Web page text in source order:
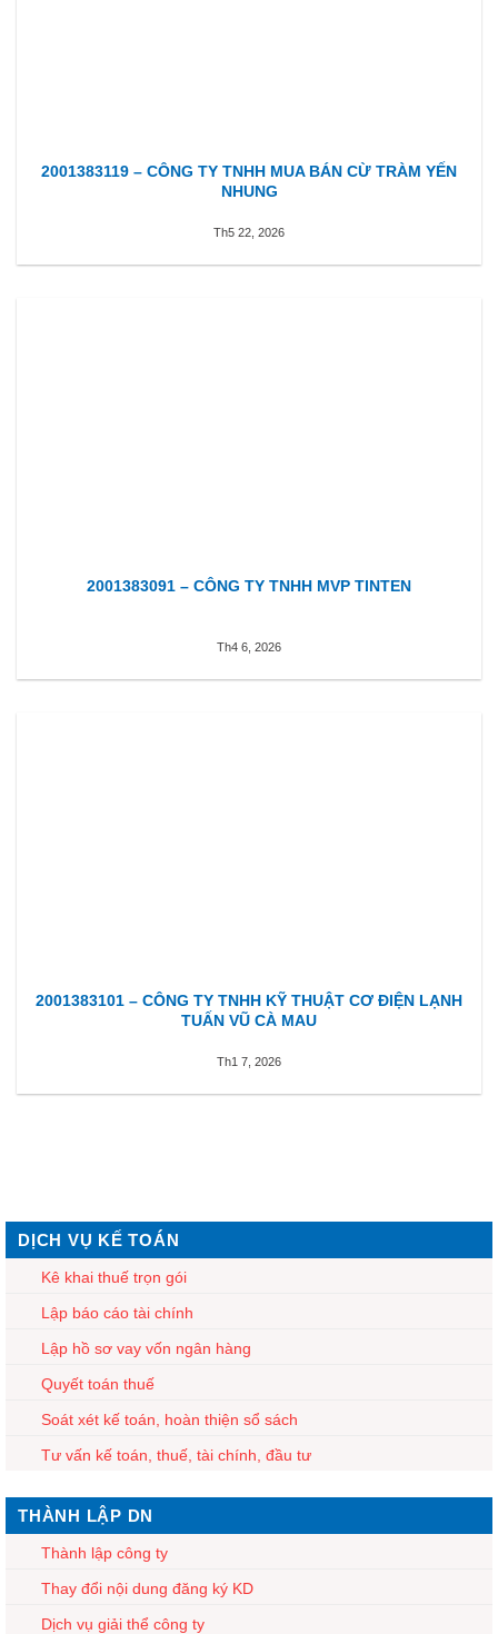
2001383119 – CÔNG TY TNHH MUA BÁN CỪ TRÀM YẾN
NHUNG
Th5 22, 2026
2001383091 – CÔNG TY TNHH MVP TINTEN
Th4 6, 2026
2001383101 – CÔNG TY TNHH KỸ THUẬT CƠ ĐIỆN LẠNH
TUẤN VŨ CÀ MAU
Th1 7, 2026
DỊCH VỤ KẾ TOÁN
Kê khai thuế trọn gói
Lập báo cáo tài chính
Lập hồ sơ vay vốn ngân hàng
Quyết toán thuế
Soát xét kế toán, hoàn thiện sổ sách
Tư vấn kế toán, thuế, tài chính, đầu tư
THÀNH LẬP DN
Thành lập công ty
Thay đổi nội dung đăng ký KD
Dịch vụ giải thể công ty